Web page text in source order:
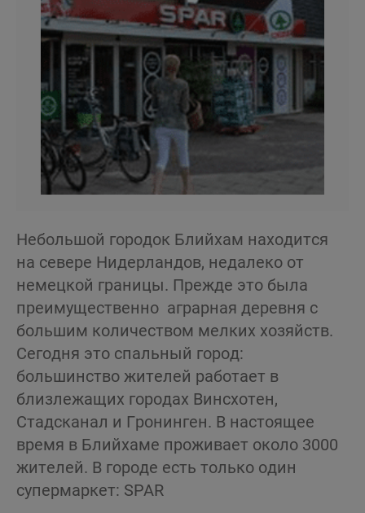
Небольшой городок Блийхам находится
на севере Нидерландов, недалеко от
немецкой границы. Прежде это была
преимущественно аграрная деревня с
большим количеством мелких хозяйств.
Сегодня это спальный город:
большинство жителей работает в
близлежащих городах Винсхотен,
Стадсканал и Гронинген. В настоящее
время в Блийхаме проживает около 3000
жителей. В городе есть только один
супермаркет: SPAR